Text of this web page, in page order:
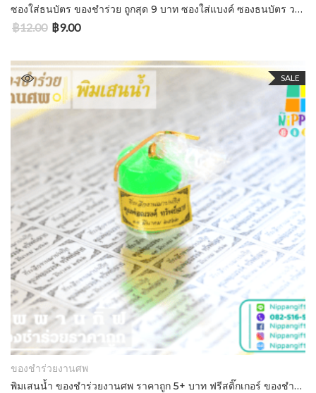
ซองใส่ธนบัตร ของชําร่วย ถูกสุด 9 บาท ซองใส่แบงค์ ซองธนบัตร วงรีใหญ่
฿12.00 ฿9.00
SALE
ADD TO CART
ของชำร่วยงานศพ
พิมเสนน้ำ ของชำร่วยงานศพ ราคาถูก 5+ บาท ฟรีสติ๊กเกอร์ ของชำร่วย